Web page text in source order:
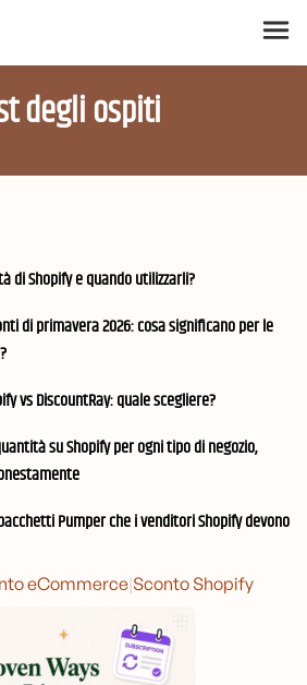
degli ospiti
eCommerce|Sconto Shopify
di Shopify e quando utilizzarli?
di primavera 2026: cosa significano per le
vs DiscountRay: quale scegliere?
su Shopify per ogni tipo di negozio,
Pumper che i venditori Shopify devono